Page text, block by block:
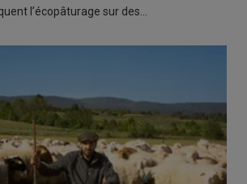
l’écopâturage sur des…